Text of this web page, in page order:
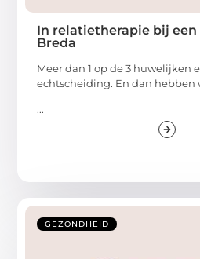
In relatietherapie bij een
Breda
Meer dan 1 op de 3 huwelijken
echtscheiding. En dan hebben
...
GEZONDHEID